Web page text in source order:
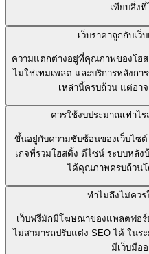
เทียบสิ่ง
เว็บราคาถูกกับเว็
ความแตกต่างอยู่ที่คุณภาพของโฮ
ไม่ใช่เทมเพลต และบริการหลังกา
เหล่านี้ครบถ้วน แต่อา
ควรใช้งบประมาณเท่าไ
ขึ้นอยู่กับความซับซ้อนของเว็บไซ
เกจที่รวมโฮสติ้ง ดีไซน์ ระบบหลัง
ได้คุณภาพครบถ้วนโ
ทำไมถึงไม่ควร
เว็บฟรีมักมีโฆษณาของแพลตฟอ
ไม่สามารถปรับแต่ง SEO ได้ ในร
มีเว็บมือ